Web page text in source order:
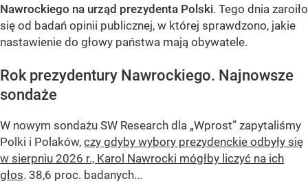
Nawrockiego na urząd prezydenta Polski. Tego dnia zaroiło
się od badań opinii publicznej, w której sprawdzono, jakie
nastawienie do głowy państwa mają obywatele.
Rok prezydentury Nawrockiego. Najnowsze
sondaże
W nowym sondażu SW Research dla „Wprost” zapytaliśmy
Polki i Polaków, czy gdyby wybory prezydenckie odbyły się
w sierpniu 2026 r., Karol Nawrocki mógłby liczyć na ich
głos. 38,6 proc. badanych...